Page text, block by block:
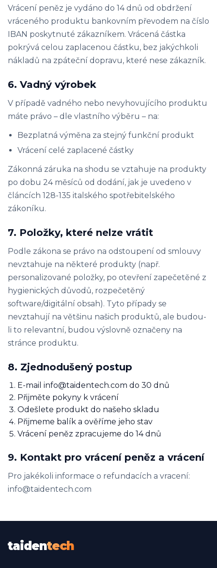
Vrácení peněz je vydáno do 14 dnů od obdržení
vráceného produktu bankovním převodem na číslo
IBAN poskytnuté zákazníkem. Vrácená částka
pokrývá celou zaplacenou částku, bez jakýchkoli
nákladů na zpáteční dopravu, které nese zákazník.
6. Vadný výrobek
V případě vadného nebo nevyhovujícího produktu
máte právo – dle vlastního výběru – na:
Bezplatná výměna za stejný funkční produkt
Vrácení celé zaplacené částky
Zákonná záruka na shodu se vztahuje na produkty
po dobu 24 měsíců od dodání, jak je uvedeno v
článcích 128-135 italského spotřebitelského
zákoníku.
7. Položky, které nelze vrátit
Podle zákona se právo na odstoupení od smlouvy
nevztahuje na některé produkty (např.
personalizované položky, po otevření zapečetěné z
hygienických důvodů, rozpečetěný
software/digitální obsah). Tyto případy se
nevztahují na většinu našich produktů, ale budou-
li to relevantní, budou výslovně označeny na
stránce produktu.
8. Zjednodušený postup
E-mail info@taidentech.com do 30 dnů
Přijměte pokyny k vrácení
Odešlete produkt do našeho skladu
Přijmeme balík a ověříme jeho stav
Vrácení peněz zpracujeme do 14 dnů
9. Kontakt pro vrácení peněz a vrácení
Pro jakékoli informace o refundacích a vracení:
info@taidentech.com
taidentech